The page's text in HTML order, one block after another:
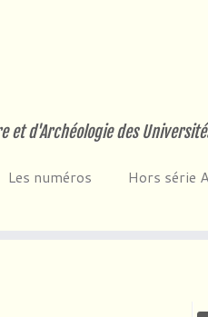
et d'Archéologie des
Les numéros
Hors série